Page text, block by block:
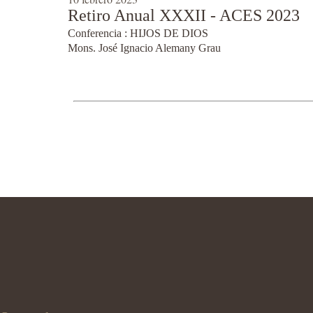
Retiro Anual XXXII - ACES 2023
Conferencia : HIJOS DE DIOS
Mons. José Ignacio Alemany Grau